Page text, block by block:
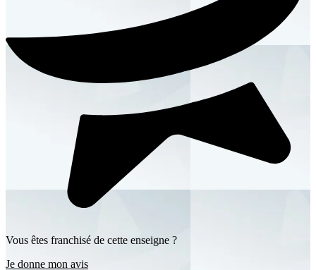
Vous êtes franchisé de cette enseigne ?
Je donne mon avis